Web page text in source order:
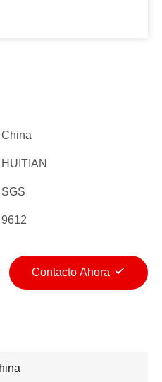
China
HUITIAN
SGS
9612
Contacto Ahora